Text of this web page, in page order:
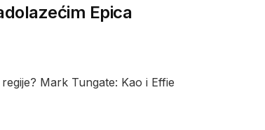
Epica
Mark Tungate: Kao i Effie